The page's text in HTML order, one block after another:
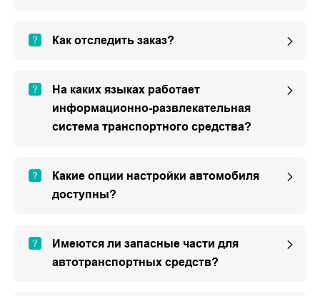
Как отследить заказ?
На каких языках работает
информационно-развлекательная
система транспортного средства?
Какие опции настройки автомобиля
доступны?
Имеются ли запасные части для
автотранспортных средств?